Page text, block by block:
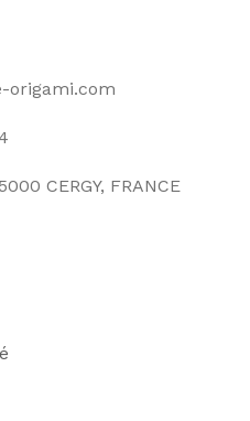
origami.com
CERGY, FRANCE